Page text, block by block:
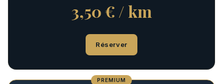
3,50 € / km
Réserver
PREMIUM